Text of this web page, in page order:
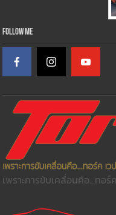
Follow Me
เพราะการขับเคลื่อนคือ...ทอร์ค